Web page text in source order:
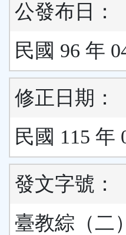
公發布日：
民國 96 年
修正日期：
民國 115 年
發文字號：
臺教綜（二